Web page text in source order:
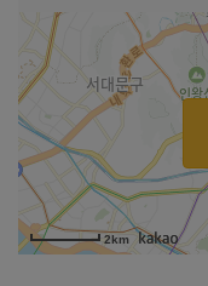
2km